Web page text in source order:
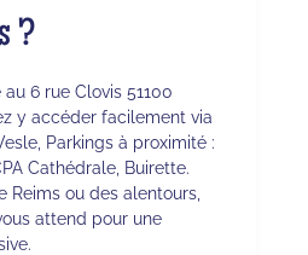
?
6 rue Clovis 51100
y accéder facilement via
Parkings à proximité :
Cathédrale, Buirette.
Reims ou des alentours,
attend pour une